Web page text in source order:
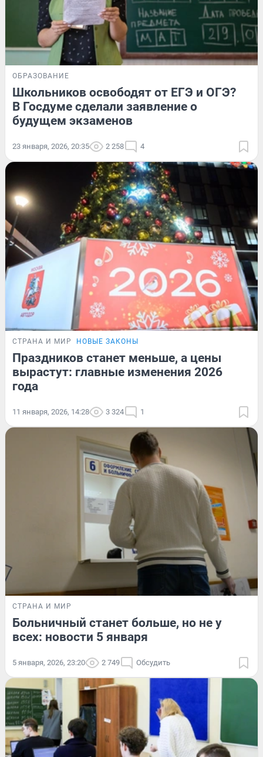
ОБРАЗОВАНИЕ
Школьников освободят от ЕГЭ и ОГЭ?
В Госдуме сделали заявление о
будущем экзаменов
23 января, 2026, 20:35 2 258 4
СТРАНА И МИР НОВЫЕ ЗАКОНЫ
Праздников станет меньше, а цены
вырастут: главные изменения 2026
года
11 января, 2026, 14:28 3 324 1
СТРАНА И МИР
Больничный станет больше, но не у
всех: новости 5 января
5 января, 2026, 23:20 2 749 Обсудить